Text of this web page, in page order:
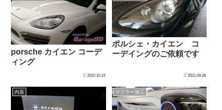
porsche カイエン コーデ
ィング
2022.10.14
ポルシェ・カイエン コ
ーデイングのご依頼です
2021.09.28
内装 マフラー加工